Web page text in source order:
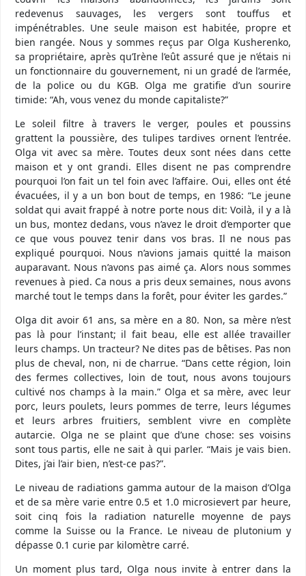
redevenus sauvages, les vergers sont touffus et
impénétrables. Une seule maison est habitée, propre et
bien rangée. Nous y sommes reçus par Olga Kusherenko,
sa propriétaire, après qu’Irène l’eût assuré que je n’étais ni
un fonctionnaire du gouvernement, ni un gradé de l’armée,
de la police ou du KGB. Olga me gratifie d’un sourire
timide: “Ah, vous venez du monde capitaliste?”
Le soleil filtre à travers le verger, poules et poussins
grattent la poussière, des tulipes tardives ornent l’entrée.
Olga vit avec sa mère. Toutes deux sont nées dans cette
maison et y ont grandi. Elles disent ne pas comprendre
pourquoi l’on fait un tel foin avec l’affaire. Oui, elles ont été
évacuées, il y a un bon bout de temps, en 1986: “Le jeune
soldat qui avait frappé à notre porte nous dit: Voilà, il y a là
un bus, montez dedans, vous n’avez le droit d’emporter que
ce que vous pouvez tenir dans vos bras. Il ne nous pas
expliqué pourquoi. Nous n’avions jamais quitté la maison
auparavant. Nous n’avons pas aimé ça. Alors nous sommes
revenues à pied. Ca nous a pris deux semaines, nous avons
marché tout le temps dans la forêt, pour éviter les gardes.”
Olga dit avoir 61 ans, sa mère en a 80. Non, sa mère n’est
pas là pour l’instant; il fait beau, elle est allée travailler
leurs champs. Un tracteur? Ne dites pas de bêtises. Pas non
plus de cheval, non, ni de charrue. “Dans cette région, loin
des fermes collectives, loin de tout, nous avons toujours
cultivé nos champs à la main.” Olga et sa mère, avec leur
porc, leurs poulets, leurs pommes de terre, leurs légumes
et leurs arbres fruitiers, semblent vivre en complète
autarcie. Olga ne se plaint que d’une chose: ses voisins
sont tous partis, elle ne sait à qui parler. “Mais je vais bien.
Dites, j’ai l’air bien, n’est-ce pas?”.
Le niveau de radiations gamma autour de la maison d’Olga
et de sa mère varie entre 0.5 et 1.0 microsievert par heure,
soit cinq fois la radiation naturelle moyenne de pays
comme la Suisse ou la France. Le niveau de plutonium y
dépasse 0.1 curie par kilomètre carré.
Un moment plus tard, Olga nous invite à entrer dans la